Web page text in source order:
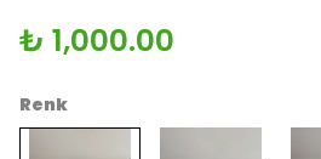
₺ 1,000.00
Renk